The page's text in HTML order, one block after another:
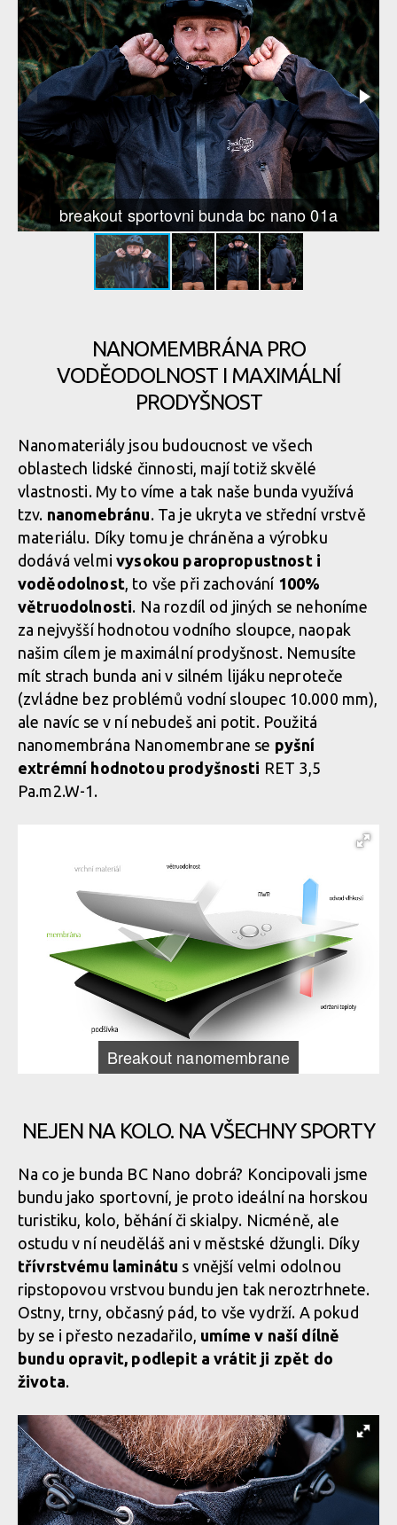
breakout sportovni bunda bc nano 01a
NANOMEMBRÁNA PRO
VODĚODOLNOST I MAXIMÁLNÍ
PRODYŠNOST
Nanomateriály jsou budoucnost ve všech
oblastech lidské činnosti, mají totiž skvělé
vlastnosti. My to víme a tak naše bunda využívá
tzv. nanomebránu. Ta je ukryta ve střední vrstvě
materiálu. Díky tomu je chráněna a výrobku
dodává velmivysokou paropropustnost i
voděodolnost, to vše při zachování 100%
větruodolnosti. Na rozdíl od jiných se nehoníme
za nejvyšší hodnotou vodního sloupce, naopak
našim cílem je maximální prodyšnost. Nemusíte
mít strach bunda ani v silném lijáku neproteče
(zvládne bez problémů vodní sloupec 10.000 mm),
ale navíc se v ní nebudeš ani potit. Použitá
nanomembrána Nanomembrane se pyšní
extrémní hodnotou prodyšnosti RET 3,5
Pa.m2.W-1.
Breakout nanomembrane
NEJEN NA KOLO. NA VŠECHNY SPORTY
Na co je bunda BC Nano dobrá? Koncipovali jsme
bundu jako sportovní, je proto ideální na horskou
turistiku, kolo, běhání či skialpy. Nicméně, ale
ostudu v ní neuděláš ani v městské džungli. Díky
třívrstvému laminátu s vnější velmi odolnou
ripstopovou vrstvou bundu jen tak neroztrhnete.
Ostny, trny, občasný pád, to vše vydrží. A pokud
by se i přesto nezadařilo, umíme v naší dílně
bundu opravit, podlepit a vrátit ji zpět do
života.